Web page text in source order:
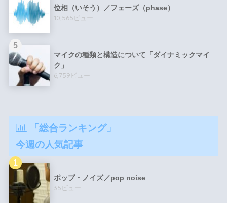
位相（いそう）／フェーズ（phase）
10,565ビュー
マイクの種類と構造について「ダイナミックマイ
ク」
6,759ビュー
「総合ランキング」
今週の人気記事
ポップ・ノイズ／pop noise
35ビュー